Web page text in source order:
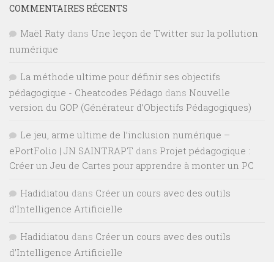
COMMENTAIRES RÉCENTS
Maël Raty dans Une leçon de Twitter sur la pollution
numérique
La méthode ultime pour définir ses objectifs
pédagogique - Cheatcodes Pédago dans Nouvelle
version du GOP (Générateur d’Objectifs Pédagogiques)
Le jeu, arme ultime de l’inclusion numérique –
ePortFolio | JN SAINTRAPT dans Projet pédagogique :
Créer un Jeu de Cartes pour apprendre à monter un PC
Hadidiatou dans Créer un cours avec des outils
d’Intelligence Artificielle
Hadidiatou dans Créer un cours avec des outils
d’Intelligence Artificielle